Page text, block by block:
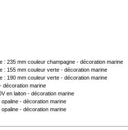
: 235 mm couleur champagne - décoration marine
: 155 mm couleur verte - décoration marine
: 190 mm couleur verte - décoration marine
décoration marine
en laiton - décoration marine
- décoration marine
- décoration marine